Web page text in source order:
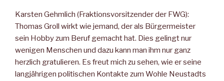
Karsten Gehmlich (Fraktionsvorsitzender der FWG):
Thomas Groll wirkt wie jemand, der als Bürgermeister
sein Hobby zum Beruf gemacht hat. Dies gelingt nur
wenigen Menschen und dazu kann man ihm nur ganz
herzlich gratulieren. Es freut mich zu sehen, wie er seine
langjährigen politischen Kontakte zum Wohle Neustadts